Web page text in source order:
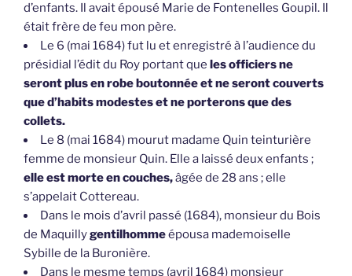
d’enfants. Il avait épousé Marie de Fontenelles Goupil. Il
était frère de feu mon père.
Le 6 (mai 1684) fut lu et enregistré à l’audience du
présidial l’édit du Roy portant que les officiers ne
seront plus en robe boutonnée et ne seront couverts
que d’habits modestes et ne porterons que des
collets.
Le 8 (mai 1684) mourut madame Quin teinturière
femme de monsieur Quin. Elle a laissé deux enfants ;
elle est morte en couches,âgée de 28 ans ; elle
s’appelait Cottereau.
Dans le mois d’avril passé (1684), monsieur du Bois
de Maquillygentilhommeépousa mademoiselle
Sybille de la Buronière.
Dans le mesme temps (avril 1684) monsieur